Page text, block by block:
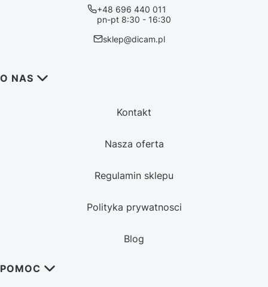
+48 696 440 011
pn-pt 8:30 - 16:30
sklep@dicam.pl
Linki w stopce
O NAS
Kontakt
Nasza oferta
Regulamin sklepu
Polityka prywatnosci
Blog
POMOC